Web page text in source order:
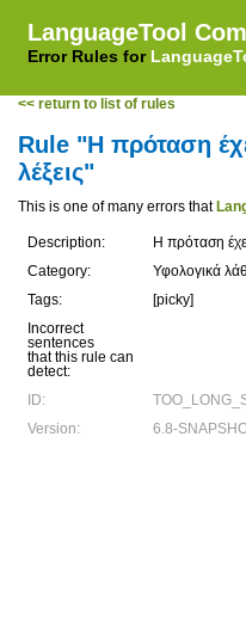
LanguageTool
Error Rules for
<< return to list of rules
Rule "Η πρόταση
λέξεις"
This is one of many errors that
Description:
Η πρόταση
Category:
Υφολογικά
Tags:
[picky]
Incorrect
sentences
that this rule can
detect:
ID:
Version:
6.8-